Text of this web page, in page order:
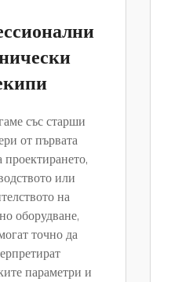
със старши
от първата
или
на
оборудване,
точно да
параметри и